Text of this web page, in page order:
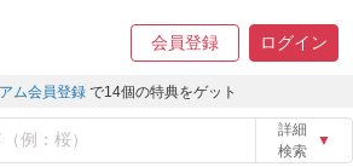
会員登録 ログイン
ム会員登録 で14個の特典をゲット
詳細
検索
▼